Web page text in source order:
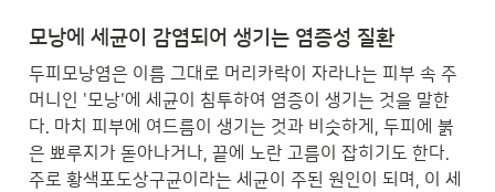
모낭에 세균이 감염되어 생기는 염증성 질환
두피모낭염은 이름 그대로 머리카락이 자라나는 피부 속 주
머니인 '모낭'에 세균이 침투하여 염증이 생기는 것을 말한
다. 마치 피부에 여드름이 생기는 것과 비슷하게, 두피에 붉
은 뾰루지가 돋아나거나, 끝에 노란 고름이 잡히기도 한다.
주로 황색포도상구균이라는 세균이 주된 원인이 되며, 이 세